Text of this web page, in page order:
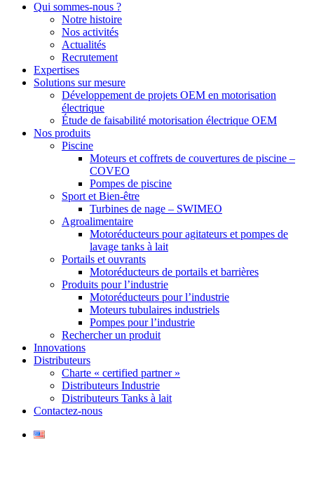
Qui sommes-nous ?
Notre histoire
Nos activités
Actualités
Recrutement
Expertises
Solutions sur mesure
Développement de projets OEM en motorisation
électrique
Étude de faisabilité motorisation électrique OEM
Nos produits
Piscine
Moteurs et coffrets de couvertures de piscine –
COVEO
Pompes de piscine
Sport et Bien-être
Turbines de nage – SWIMEO
Agroalimentaire
Motoréducteurs pour agitateurs et pompes de
lavage tanks à lait
Portails et ouvrants
Motoréducteurs de portails et barrières
Produits pour l’industrie
Motoréducteurs pour l’industrie
Moteurs tubulaires industriels
Pompes pour l’industrie
Rechercher un produit
Innovations
Distributeurs
Charte « certified partner »
Distributeurs Industrie
Distributeurs Tanks à lait
Contactez-nous